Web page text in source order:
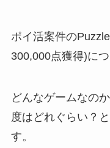
ポイ活案件の
300,000点獲得)に
どんなゲームなの
度はどれぐらい？
す。